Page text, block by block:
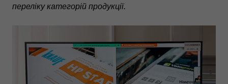
переліку категорій продукції.